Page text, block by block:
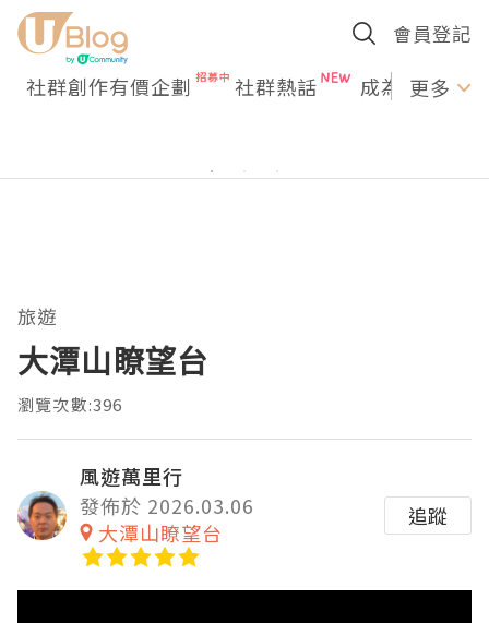
會員登記
社群創作有價企劃 社群熱話 成為U更多
旅遊
大潭山瞭望台
瀏覽次數:396
風遊萬里行
發佈於 2026.03.06
大潭山瞭望台
追蹤